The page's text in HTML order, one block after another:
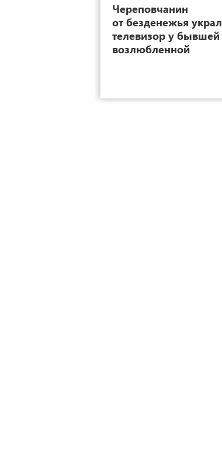
Череповчанин
от безденежья украл
телевизор у бывшей
возлюбленной